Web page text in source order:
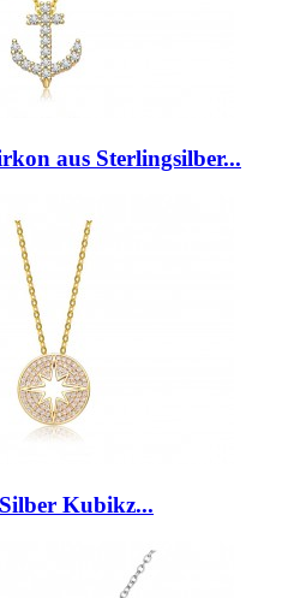
aus Sterlingsilber...
Kubikz...